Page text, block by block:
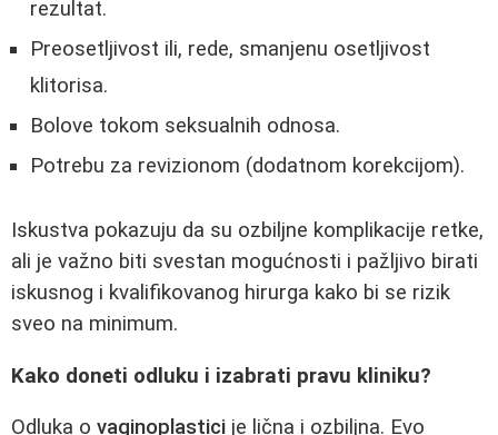
rezultat.
Preosetljivost ili, rede, smanjenu osetljivost
klitorisa.
Bolove tokom seksualnih odnosa.
Potrebu za revizionom (dodatnom korekcijom).
Iskustva pokazuju da su ozbiljne komplikacije retke,
ali je važno biti svestan mogućnosti i pažljivo birati
iskusnog i kvalifikovanog hirurga kako bi se rizik
sveo na minimum.
Kako doneti odluku i izabrati pravu kliniku?
Odluka o vaginoplastici je lična i ozbiljna. Evo